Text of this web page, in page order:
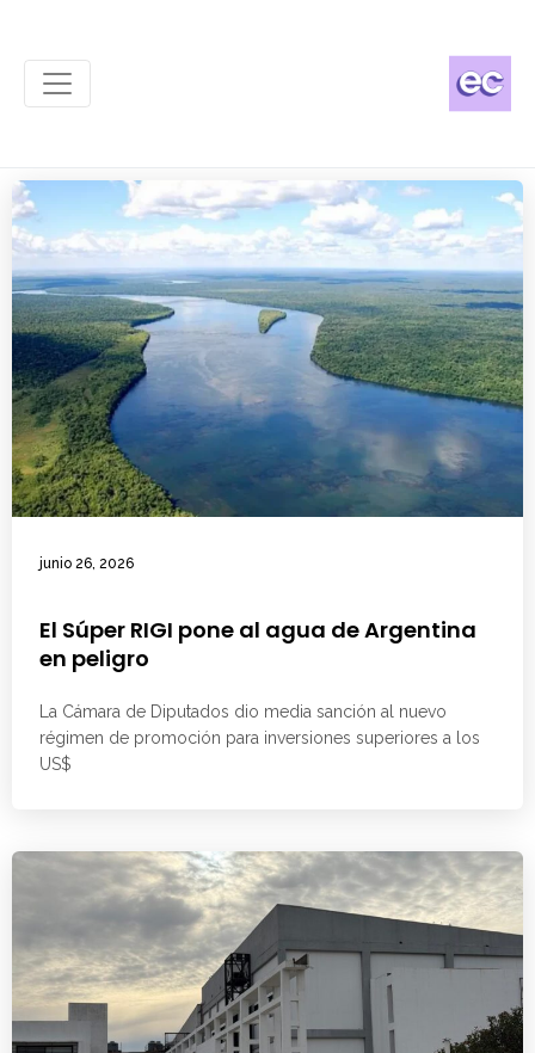
junio 26, 2026
El Súper RIGI pone al agua de Argentina
en peligro
La Cámara de Diputados dio media sanción al nuevo
régimen de promoción para inversiones superiores a los
US$